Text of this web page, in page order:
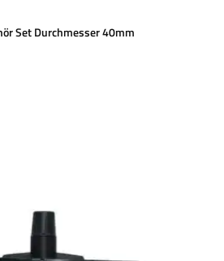
Set Durchmesser 40mm